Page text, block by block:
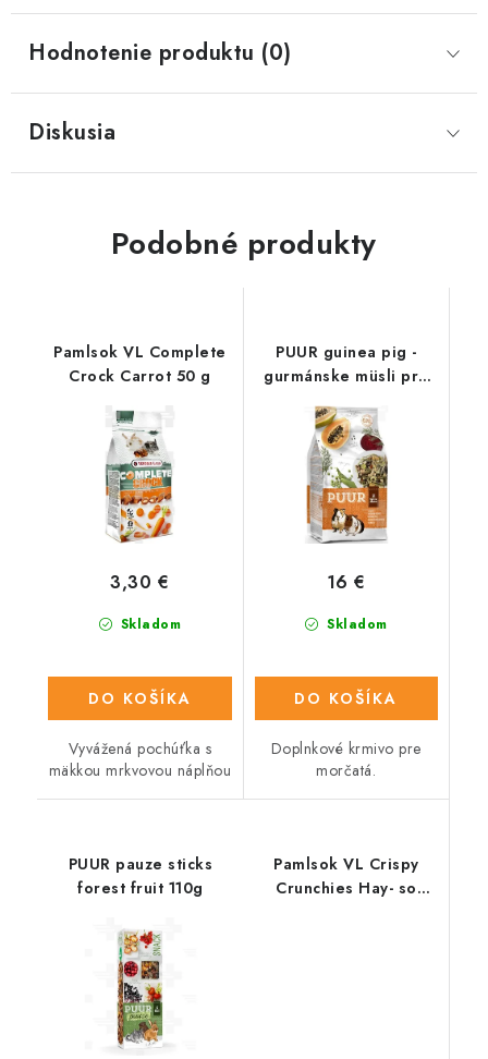
Hodnotenie produktu (0)
Diskusia
Podobné produkty
Pamlsok VL Complete
Crock Carrot 50 g
Skladom
3,30 €
DO KOŠÍKA
Vyvážená pochúťka s
mäkkou mrkvovou náplňou
PUUR guinea pig -
gurmánske müsli pre
morčatá 2,5kg
Skladom
16 €
DO KOŠÍKA
Doplnkové krmivo pre
morčatá.
PUUR pauze sticks
forest fruit 110g
Pamlsok VL Crispy
Crunchies Hay- so